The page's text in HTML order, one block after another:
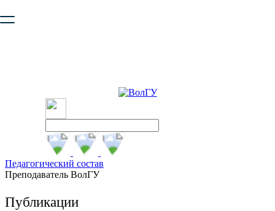
безопасную работу с сайтом. Пожалуйста
Педагогический состав
Преподаватель ВолГУ
Публикации